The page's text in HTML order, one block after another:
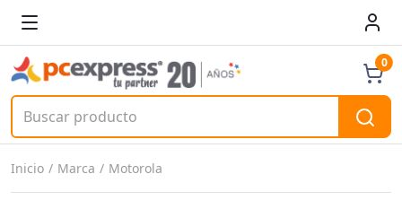
0
Inicio Marca Motorola